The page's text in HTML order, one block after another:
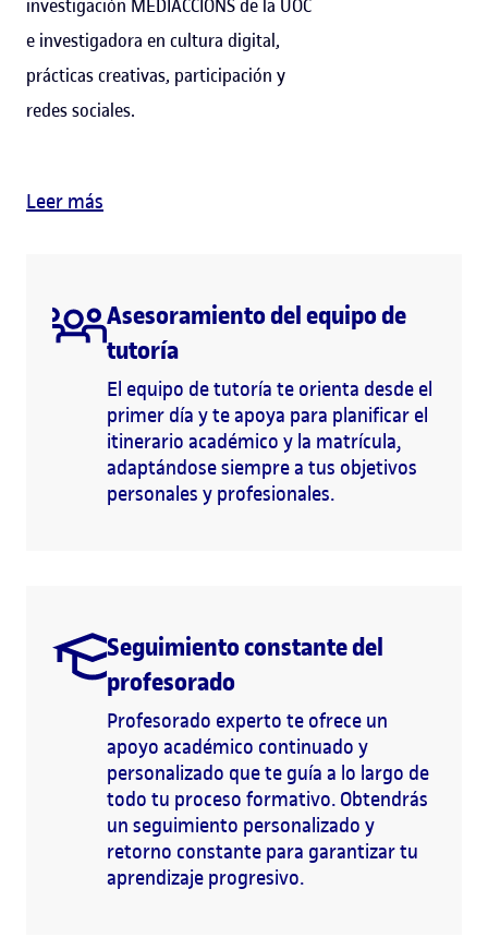
investigación MEDIACCIONS de la UOC
e investigadora en cultura digital,
prácticas creativas, participación y
redes sociales.
Leer más
Asesoramiento del equipo de
tutoría
El equipo de tutoría te orienta desde el
primer día y te apoya para planificar el
itinerario académico y la matrícula,
adaptándose siempre a tus objetivos
personales y profesionales.
Seguimiento constante del
profesorado
Profesorado experto te ofrece un
apoyo académico continuado y
personalizado que te guía a lo largo de
todo tu proceso formativo. Obtendrás
un seguimiento personalizado y
retorno constante para garantizar tu
aprendizaje progresivo.